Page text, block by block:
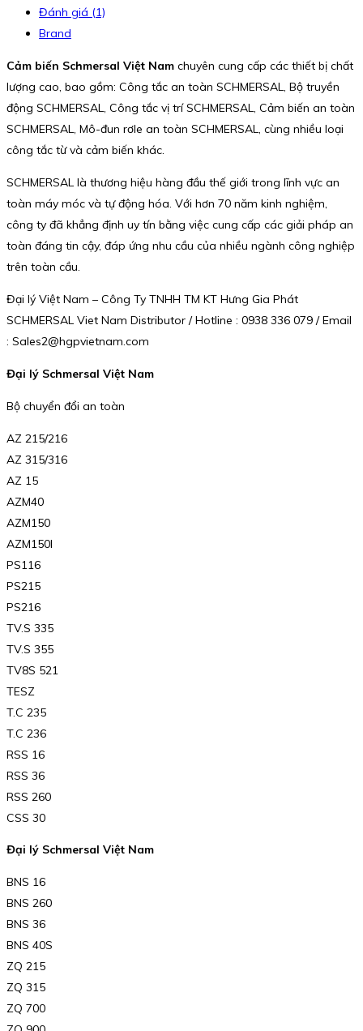
Đánh giá (1)
Brand
Cảm biến Schmersal Việt Nam chuyên cung cấp các thiết bị chất
lượng cao, bao gồm: Công tắc an toàn SCHMERSAL, Bộ truyền
động SCHMERSAL, Công tắc vị trí SCHMERSAL, Cảm biến an toàn
SCHMERSAL, Mô-đun rơle an toàn SCHMERSAL, cùng nhiều loại
công tắc từ và cảm biến khác.
SCHMERSAL là thương hiệu hàng đầu thế giới trong lĩnh vực an
toàn máy móc và tự động hóa. Với hơn 70 năm kinh nghiệm,
công ty đã khẳng định uy tín bằng việc cung cấp các giải pháp an
toàn đáng tin cậy, đáp ứng nhu cầu của nhiều ngành công nghiệp
trên toàn cầu.
Đại lý Việt Nam – Công Ty TNHH TM KT Hưng Gia Phát
SCHMERSAL Viet Nam Distributor / Hotline : 0938 336 079 / Email
: Sales2@hgpvietnam.com
Đại lý Schmersal Việt Nam
Bộ chuyển đổi an toàn
AZ 215/216
AZ 315/316
AZ 15
AZM40
AZM150
AZM150I
PS116
PS215
PS216
TV.S 335
TV.S 355
TV8S 521
TESZ
T.C 235
T.C 236
RSS 16
RSS 36
RSS 260
CSS 30
Đại lý Schmersal Việt Nam
BNS 16
BNS 260
BNS 36
BNS 40S
ZQ 215
ZQ 315
ZQ 700